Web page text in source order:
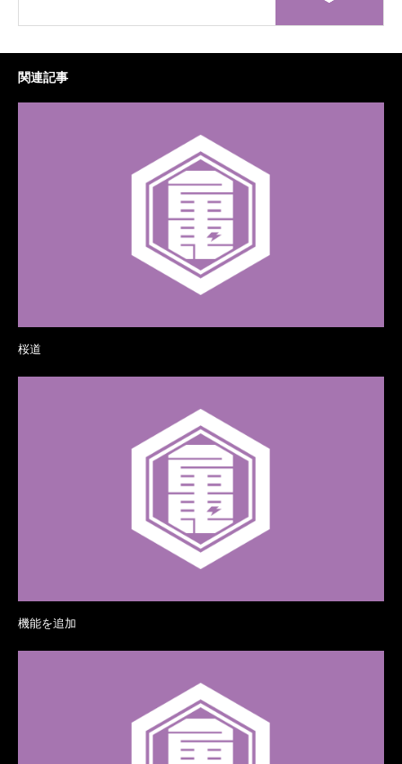
関連記事
桜道
機能を追加